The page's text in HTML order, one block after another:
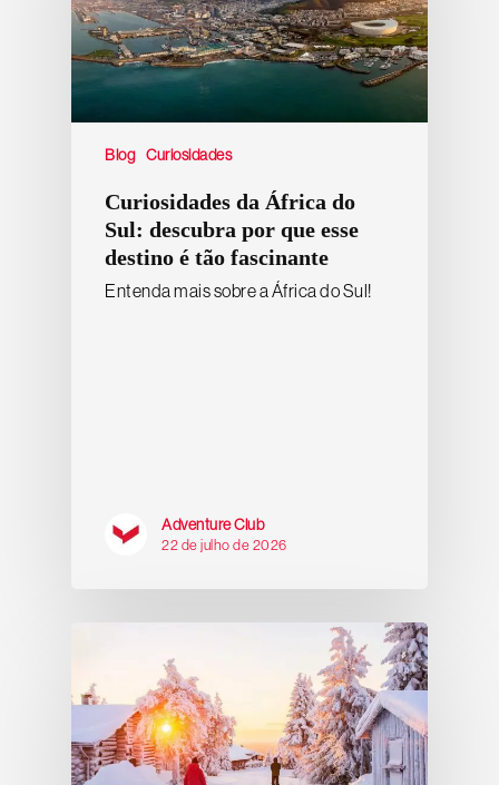
Blog Curiosidades
Curiosidades da África do
Sul: descubra por que esse
destino é tão fascinante
Entenda mais sobre a África do Sul!
Adventure Club
22 de julho de 2026